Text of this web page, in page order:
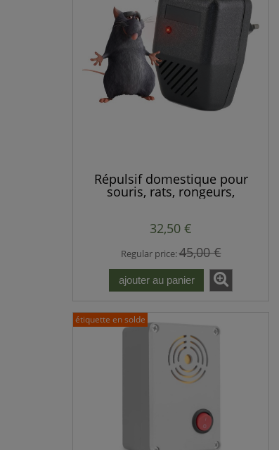
Répulsif domestique pour
souris, rats, rongeurs,
araignées, moustiques,
32,50 €
Regular price:45,00 €
ajouter au panier
étiquette en solde